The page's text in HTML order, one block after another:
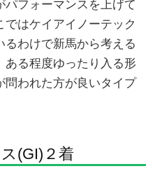
フォーマンスを上げて
はケイアイノーテック
るわけで新馬から考える
ある程度ゆったり入る形
問われた方が良いタイプ
(GI)２着